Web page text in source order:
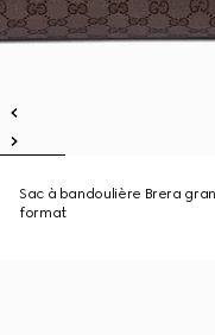
Sac à bandoulière Brera
format